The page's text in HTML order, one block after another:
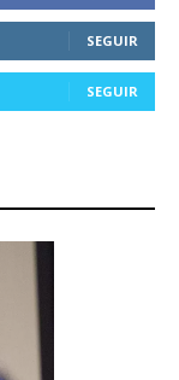
SEGUIR
SEGUIR